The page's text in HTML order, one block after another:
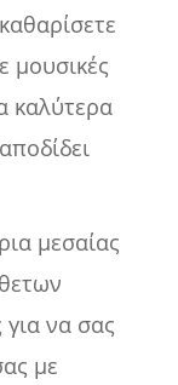
μουσικές
καλύτερα
μεσαίας
να σας
με